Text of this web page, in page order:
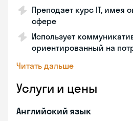
Преподает курс IT, имея
сфере
Использует
ориентированный на
Читать дальше
Услуги и цены
Английский язык